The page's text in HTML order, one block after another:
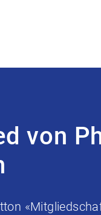
von